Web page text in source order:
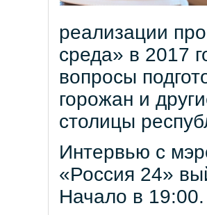
реализации
среда» в 2017
вопросы
горожан и
столицы
Интервью с
«Россия 24»
Начало в 19:00.